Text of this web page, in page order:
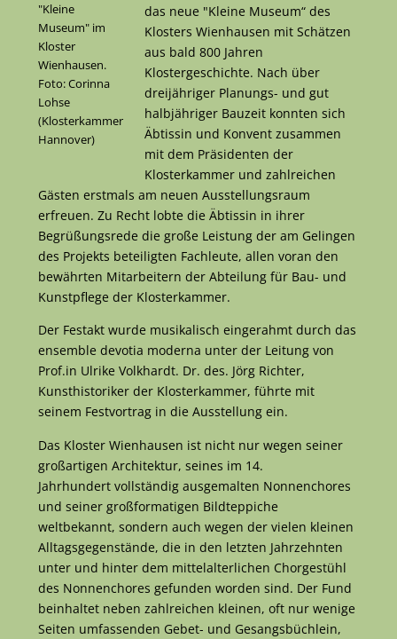
"Kleine
Museum" im
Kloster
Wienhausen.
Foto: Corinna
Lohse
(Klosterkammer
Hannover)
das neue "Kleine Museum“ des
Klosters Wienhausen mit Schätzen
aus bald 800 Jahren
Klostergeschichte. Nach über
dreijähriger Planungs- und gut
halbjähriger Bauzeit konnten sich
Äbtissin und Konvent zusammen
mit dem Präsidenten der
Klosterkammer und zahlreichen
Gästen erstmals am neuen Ausstellungsraum
erfreuen. Zu Recht lobte die Äbtissin in ihrer
Begrüßungsrede die große Leistung der am Gelingen
des Projekts beteiligten Fachleute, allen voran den
bewährten Mitarbeitern der Abteilung für Bau- und
Kunstpflege der Klosterkammer.
Der Festakt wurde musikalisch eingerahmt durch das
ensemble devotia moderna unter der Leitung von
Prof.in Ulrike Volkhardt. Dr. des. Jörg Richter,
Kunsthistoriker der Klosterkammer, führte mit
seinem Festvortrag in die Ausstellung ein.
Das Kloster Wienhausen ist nicht nur wegen seiner
großartigen Architektur, seines im 14.
Jahrhundert vollständig ausgemalten Nonnenchores
und seiner großformatigen Bildteppiche
weltbekannt, sondern auch wegen der vielen kleinen
Alltagsgegenstände, die in den letzten Jahrzehnten
unter und hinter dem mittelalterlichen Chorgestühl
des Nonnenchores gefunden worden sind. Der Fund
beinhaltet neben zahlreichen kleinen, oft nur wenige
Seiten umfassenden Gebet- und Gesangsbüchlein,